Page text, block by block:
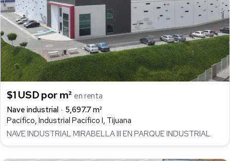
$1 USD por m² en renta
Nave industrial
5,697.7 m²
Pacifico, Industrial Pacífico I, Tijuana
NAVE INDUSTRIAL MIRABELLA III EN PARQUE INDUSTRIAL